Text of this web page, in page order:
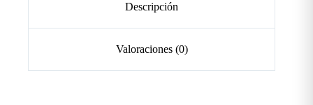
Descripción
Valoraciones (0)